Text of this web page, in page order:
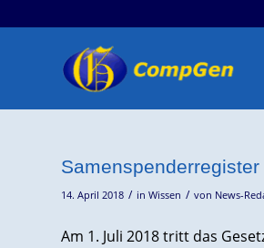
14. April 2018 / in Wissen / von News-
Am 1. Juli 2018 tritt das